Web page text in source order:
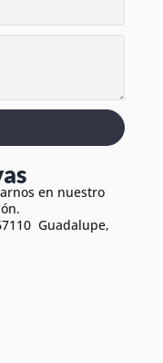
en nuestro
Guadalupe,